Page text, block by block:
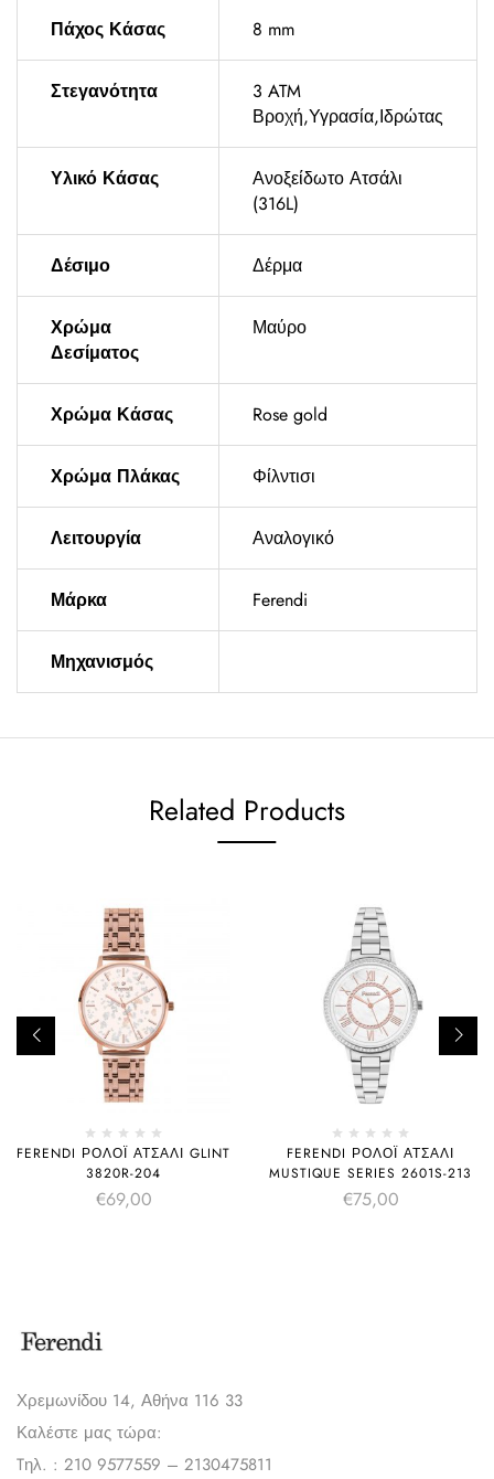
Πάχος Κάσας 8 mm
Στεγανότητα
3 ATM
Βροχή,Υγρασία,Ιδρώτας
Υλικό Κάσας
Ανοξείδωτο Ατσάλι
(316L)
Δέσιμο Δέρμα
Χρώμα
Δεσίματος
Μαύρο
Χρώμα Κάσας Rose gold
Χρώμα Πλάκας Φίλντισι
Λειτουργία Αναλογικό
Μάρκα Ferendi
Μηχανισμός
Related Products
FERENDI ΡΟΛΌΙ ΑΤΣΆΛΙ GLINT
3820R-204
€69,00
FERENDI ΡΟΛΌΙ ΑΤΣΆΛΙ
MUSTIQUE SERIES 2601S-213
€75,00
Χρεμωνίδου 14, Αθήνα 116 33
Καλέστε μας τώρα:
Tηλ. : 210 9577559 – 2130475811